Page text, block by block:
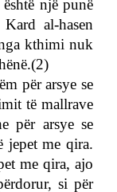
një punë
al-hasen
kthimi nuk
për arsye se
të mallrave
për arsye se
jepet me qira.
me qira, ajo
si për